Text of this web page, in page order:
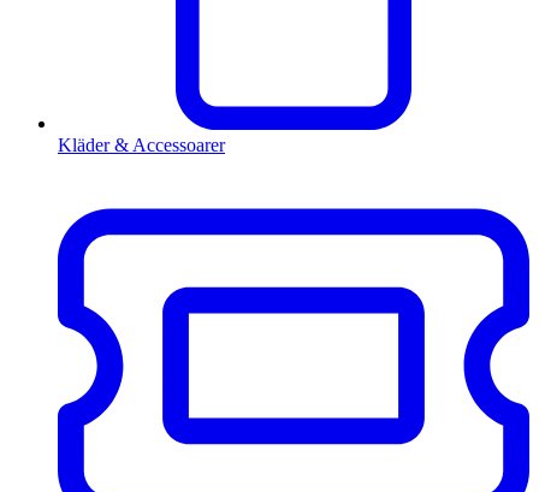
Kläder & Accessoarer